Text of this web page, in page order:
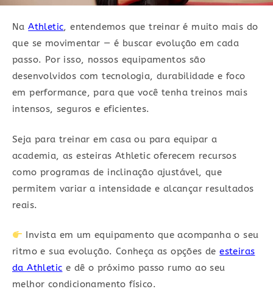
NaAthletic, entendemos que treinar é muito mais do
que se movimentar — é buscar evolução em cada
passo. Por isso, nossos equipamentos são
desenvolvidos com tecnologia, durabilidade e foco
em performance, para que você tenha treinos mais
intensos, seguros e eficientes.
Seja para treinar em casa ou para equipar a
academia, as esteiras Athletic oferecem recursos
como programas de inclinação ajustável, que
permitem variar a intensidade e alcançar resultados
reais.
Invista em um equipamento que acompanha o seu
ritmo e sua evolução. Conheça as opções deesteiras
da Athletic e dê o próximo passo rumo ao seu
melhor condicionamento físico.